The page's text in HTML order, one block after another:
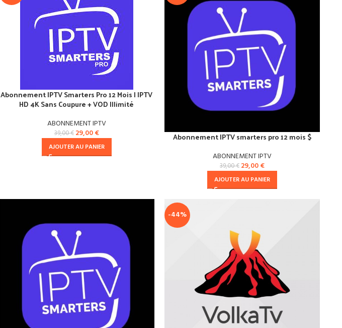
Abonnement IPTV Smarters Pro 12 Mois | IPTV
HD 4K Sans Coupure + VOD Illimité
ABONNEMENT IPTV
39,00€ 29,00€
AJOUTER AU PANIER
Abonnement IPTV smarters pro 12 mois $
ABONNEMENT IPTV
39,00€ 29,00€
AJOUTER AU PANIER
-44%